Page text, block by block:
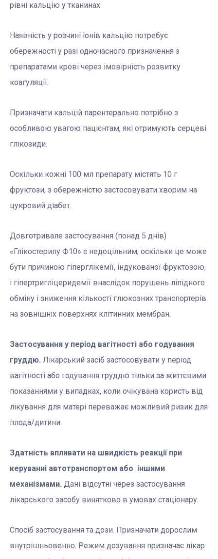
рівні кальцію у тканинах.
Наявність у розчині іонів кальцію потребує
обережності у разі одночасного призначення з
препаратами крові через імовірність розвитку
коагуляції.
Призначати кальцій парентерально потрібно з
особливою увагою пацієнтам, які отримують серцеві
глікозиди.
Оскільки кожні 100 мл препарату містять 10 г
фруктози, з обережністю застосовувати хворим на
цукровий діабет.
Довготривале застосування (понад 5 днів)
«Глікостерилу Ф10» є недоцільним, оскільки це може
бути причиною гіперглікемії, індукованої фруктозою,
і гіпертригліцеридемії внаслідок порушень ліпідного
обміну і зниження кількості глюкозних транспортерів
на зовнішніх поверхнях клітинних мембран.
Застосування у період вагітності або годування
груддю. Лікарський засіб застосовувати у період
вагітності або годування груддю тільки за життєвими
показаннями у випадках, коли очікувана користь від
лікування для матері переважає можливий ризик для
плода/дитини.
Здатність впливати на швидкість реакції при
керуванні автотранспортом або іншими
механізмами. Дані відсутні через застосування
лікарського засобу винятково в умовах стаціонару.
Спосіб застосування та дози. Призначати дорослим
внутрішньовенно. Режим дозування призначає лікар